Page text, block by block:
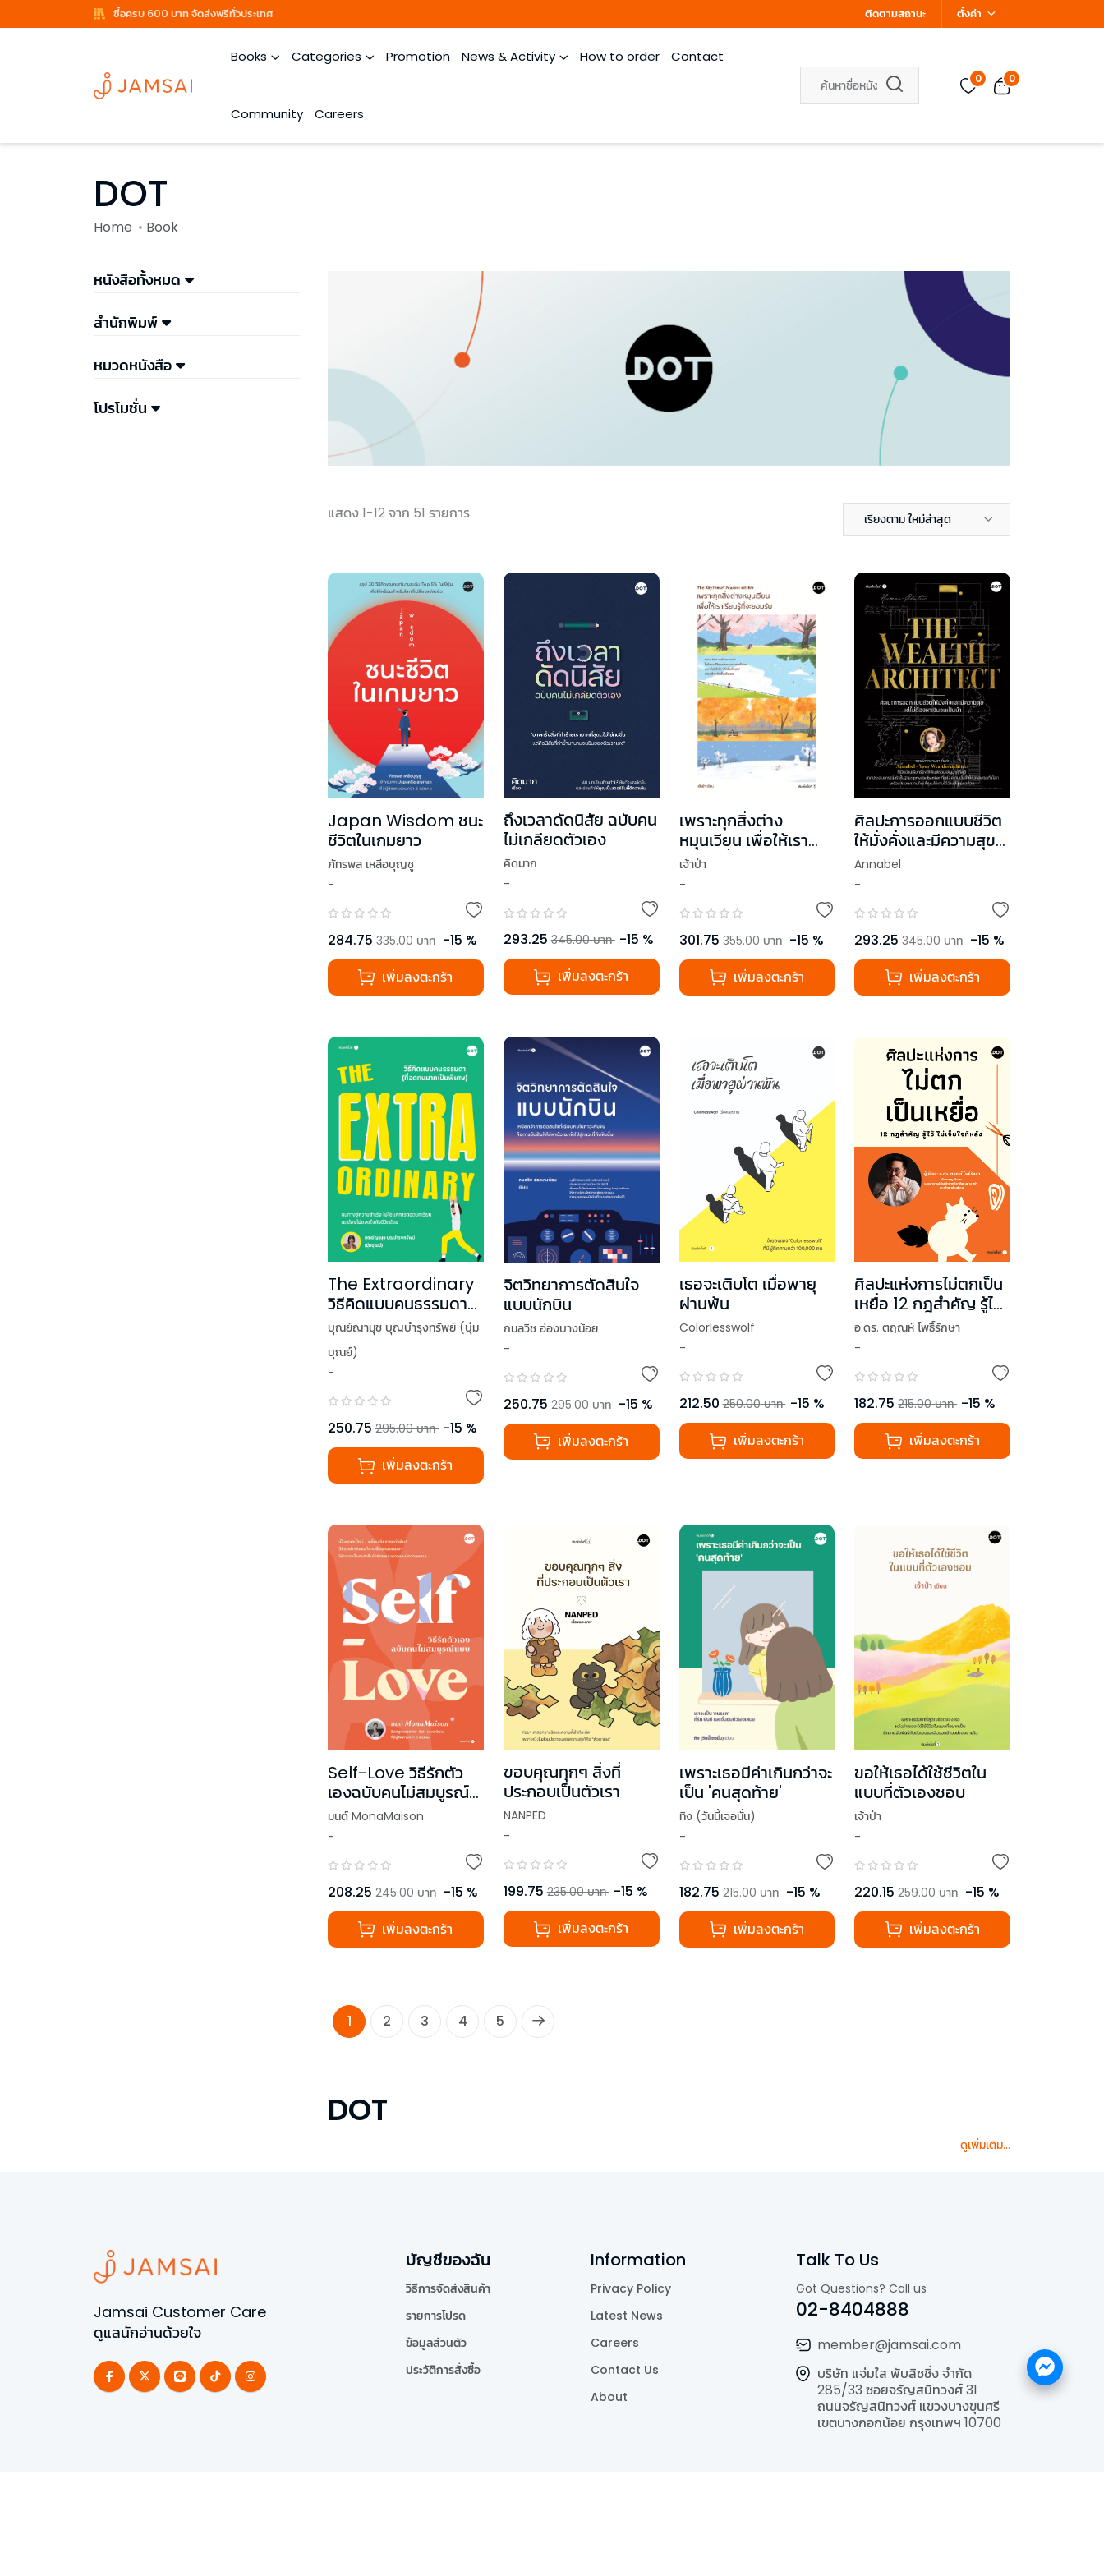
ซื้อครบ 600 บาท จัดส่งฟรีทั่วประเทศ ติดตามสถานะ ตั้งค่า
Books Categories Promotion News & Activity How to order Contact
Community Careers
0 0
DOT
Home Book
หนังสือทั้งหมด
สำนักพิมพ์
หมวดหนังสือ
โปรโมชั่น
แสดง 1-12 จาก 51 รายการ เรียงตาม ใหม่ล่าสุด
Japan Wisdom ชนะ
ชีวิตในเกมยาว
ภัทรพล เหลือบุญชู
-
284.75 335.00 บาท -15 %
เพิ่มลงตะกร้า
ถึงเวลาดัดนิสัย ฉบับคน
ไม่เกลียดตัวเอง
คิดมาก
-
293.25 345.00 บาท -15 %
เพิ่มลงตะกร้า
เพราะทุกสิ่งต่าง
หมุนเวียน เพื่อให้เรา
เรียนรู้ที่จะยอมรับ (The
Rhythm of
เจ้าป่า
-
301.75 355.00 บาท -15 %
เพิ่มลงตะกร้า
ศิลปะการออกแบบชีวิต
ให้มั่งคั่งและมีความสุข
แต่ไม่ต้องหาเงินจนเป็น
บ้า
Annabel
-
293.25 345.00 บาท -15 %
เพิ่มลงตะกร้า
The Extraordinary
วิธีคิดแบบคนธรรมดา
(ที่อดทนมากเป็นพิเศษ)
ได้รับลายเซ็นนักเขียนใน
เล่ม
บุณย์ญานุช บุญบำรุงทรัพย์ (บุ๋ม
บุณย์)
-
250.75 295.00 บาท -15 %
เพิ่มลงตะกร้า
จิตวิทยาการตัดสินใจ
แบบนักบิน
กมลวิช อ่องบางน้อย
-
250.75 295.00 บาท -15 %
เพิ่มลงตะกร้า
เธอจะเติบโต เมื่อพายุ
ผ่านพ้น
Colorlesswolf
-
212.50 250.00 บาท -15 %
เพิ่มลงตะกร้า
ศิลปะแห่งการไม่ตกเป็น
เหยื่อ 12 กฎสำคัญ รู้ไว้
ไม่เจ็บใจทีหลัง
อ.ดร. ตฤณห์ โพธิ์รักษา
-
182.75 215.00 บาท -15 %
เพิ่มลงตะกร้า
Self-Love วิธีรักตัว
เองฉบับคนไม่สมบูรณ์
แบบ
มนต์ MonaMaison
-
208.25 245.00 บาท -15 %
เพิ่มลงตะกร้า
ขอบคุณทุกๆ สิ่งที่
ประกอบเป็นตัวเรา
NANPED
-
199.75 235.00 บาท -15 %
เพิ่มลงตะกร้า
เพราะเธอมีค่าเกินกว่าจะ
เป็น 'คนสุดท้าย'
ทิง (วันนี้เจอนั่น)
-
182.75 215.00 บาท -15 %
เพิ่มลงตะกร้า
ขอให้เธอได้ใช้ชีวิตใน
แบบที่ตัวเองชอบ
เจ้าป่า
-
220.15 259.00 บาท -15 %
เพิ่มลงตะกร้า
1 2 3 4 5
DOT
ดูเพิ่มเติม...
Jamsai Customer Care
ดูแลนักอ่านด้วยใจ
บัญชีของฉัน
วิธีการจัดส่งสินค้า
รายการโปรด
ข้อมูลส่วนตัว
ประวัติการสั่งซื้อ
Information
Privacy Policy
Latest News
Careers
Contact Us
About
Talk To Us
Got Questions? Call us
02-8404888
member@jamsai.com
บริษัท แจ่มใส พับลิชชิ่ง จำกัด
285/33 ซอยจรัญสนิทวงศ์ 31
ถนนจรัญสนิทวงศ์ แขวงบางขุนศรี
เขตบางกอกน้อย กรุงเทพฯ 10700